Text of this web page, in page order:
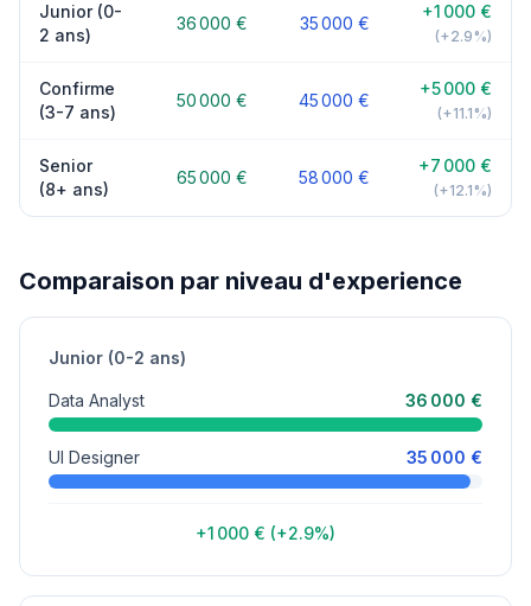
Junior (0-
2 ans)
36 000 € 35 000 €
+1 000 €
(+2.9%)
Confirme
(3-7 ans)
50 000 € 45 000 €
+5 000 €
(+11.1%)
Senior
(8+ ans)
65 000 € 58 000 €
+7 000 €
(+12.1%)
Comparaison par niveau d'experience
Junior (0-2 ans)
Data Analyst 36 000 €
UI Designer 35 000 €
+1 000 € (+2.9%)